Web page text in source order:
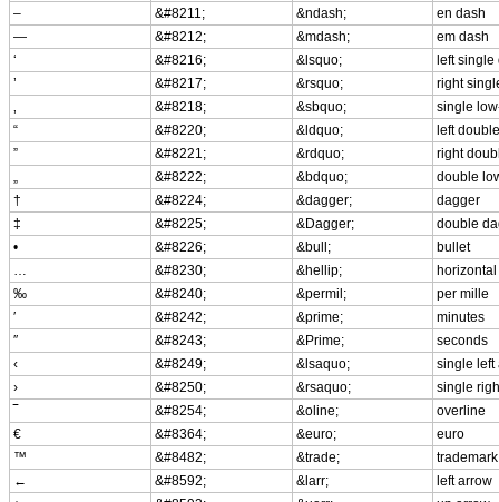
–
&#8211; &ndash;
en dash
—
&#8212; &mdash;
em dash
‘
&#8216; &lsquo;
left
’
&#8217; &rsquo;
right
‚
&#8218; &sbquo;
single
“
&#8220; &ldquo;
left
”
&#8221; &rdquo;
right
„
&#8222; &bdquo;
double
†
&#8224; &dagger;
dagger
‡
&#8225; &Dagger;
double
•
&#8226; &bull;
bullet
…
&#8230; &hellip;
‰
&#8240; &permil;
per mille
′
&#8242; &prime;
minutes
″
&#8243; &Prime;
seconds
‹
&#8249; &lsaquo;
single left
›
&#8250; &rsaquo;
single
&#8254; &oline;
overline
€
&#8364; &euro;
euro
™
&#8482; &trade;
trademark
←
&#8592; &larr;
left arrow